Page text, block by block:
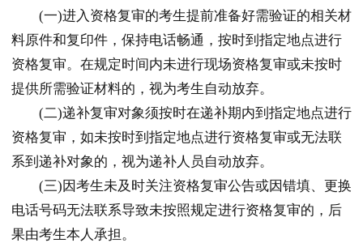
(一)进入资格复审的考生提前准备好需验证的相关材
料原件和复印件，保持电话畅通，按时到指定地点进行
资格复审。在规定时间内未进行现场资格复审或未按时
提供所需验证材料的，视为考生自动放弃。
(二)递补复审对象须按时在递补期内到指定地点进行
资格复审，如未按时到指定地点进行资格复审或无法联
系到递补对象的，视为递补人员自动放弃。
(三)因考生未及时关注资格复审公告或因错填、更换
电话号码无法联系导致未按照规定进行资格复审的，后
果由考生本人承担。